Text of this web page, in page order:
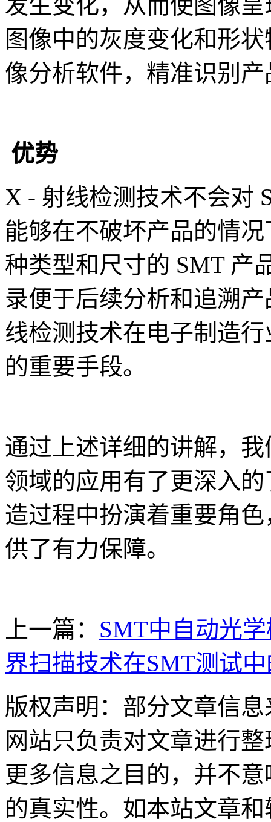
图像中的灰度变化和形
像分析软件，精准识别
优势
X - 射线检测技术不会对
能够在不破坏产品的情
种类型和尺寸的 SMT 产
录便于后续分析和追溯
线检测技术在电子制造
的重要手段。
通过上述详细的讲解，
领域的应用有了更深入
造过程中扮演着重要角
供了有力保障。
上一篇： SMT中自动光
界扫描技术在SMT测试
版权声明：部分文章信
网站只负责对文章进行
更多信息之目的，并不
的真实性。如本站文章